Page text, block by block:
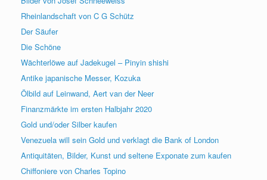
Rheinlandschaft von C G Schütz
Der Säufer
Die Schöne
Wächterlöwe auf Jadekugel – Pinyin shishi
Antike japanische Messer, Kozuka
Ölbild auf Leinwand, Aert van der Neer
Finanzmärkte im ersten Halbjahr 2020
Gold und/oder Silber kaufen
Venezuela will sein Gold und verklagt die Bank of London
Antiquitäten, Bilder, Kunst und seltene Exponate zum kaufen
Chiffoniere von Charles Topino